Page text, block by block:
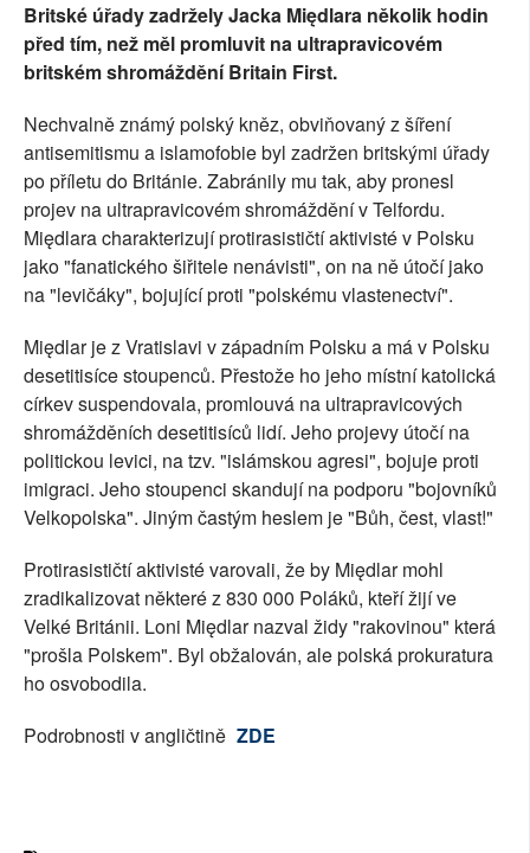
Britské úřady zadržely Jacka Międlara několik hodin
před tím, než měl promluvit na ultrapravicovém
britském shromáždění Britain First.
Nechvalně známý polský kněz, obviňovaný z šíření
antisemitismu a islamofobie byl zadržen britskými úřady
po příletu do Británie. Zabránily mu tak, aby pronesl
projev na ultrapravicovém shromáždění v Telfordu.
Międlara charakterizují protirasističtí aktivisté v Polsku
jako "fanatického šiřitele nenávisti", on na ně útočí jako
na "levičáky", bojující proti "polskému vlastenectví".
Międlar je z Vratislavi v západním Polsku a má v Polsku
desetitisíce stoupenců. Přestože ho jeho místní katolická
církev suspendovala, promlouvá na ultrapravicových
shromážděních desetitisíců lidí. Jeho projevy útočí na
politickou levici, na tzv. "islámskou agresi", bojuje proti
imigraci. Jeho stoupenci skandují na podporu "bojovníků
Velkopolska". Jiným častým heslem je "Bůh, čest, vlast!"
Protirasističtí aktivisté varovali, že by Międlar mohl
zradikalizovat některé z 830 000 Poláků, kteří žijí ve
Velké Británii. Loni Międlar nazval židy "rakovinou" která
"prošla Polskem". Byl obžalován, ale polská prokuratura
ho osvobodila.
Podrobnosti v angličtině ZDE